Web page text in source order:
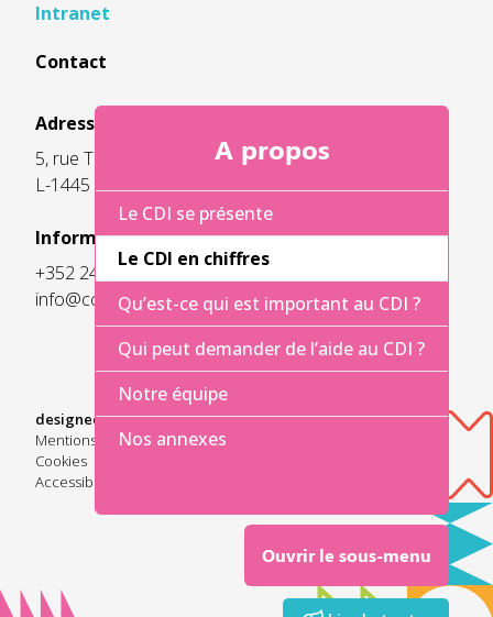
Ouvrir le sous-menu
A propos
Le CDI se présente
Le CDI en chiffres
Qu’est-ce qui est important au CDI ?
Qui peut demander de l’aide au CDI ?
Notre équipe
Nos annexes
Intranet
Contact
Adresse:
5, rue Thomas Edison
L-1445 Strassen
Informations pratiques:
+352 247-55700
info@cc-cdi.lu
designed & developed by
Mentions légales
Cookies
Accessibilité